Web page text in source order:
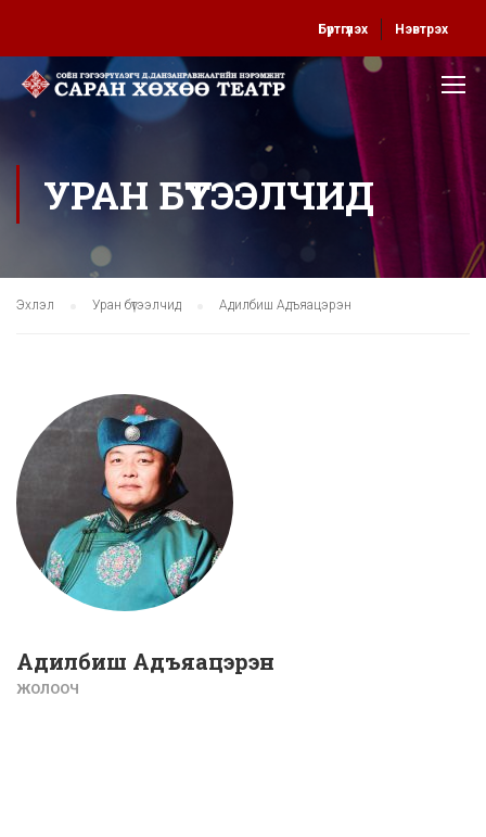
Бүртгүүлэх Нэвтрэх
УРАН БҮТЭЭЛЧИД
Эхлэл Уран бүтээлчид Адилбиш Адъяацэрэн
Адилбиш Адъяацэрэн
ЖОЛООЧ